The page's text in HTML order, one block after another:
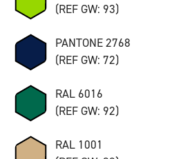
(REF GW: 93)
PANTONE 2768
(REF GW: 72)
RAL 6016
(REF GW: 92)
RAL 1001